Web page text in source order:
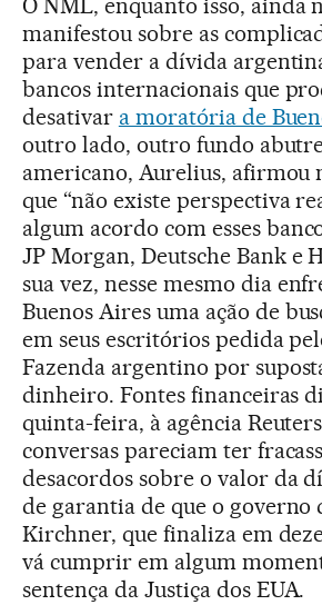
O NML, enquanto isso, ainda
manifestou sobre as
para vender a dívida
bancos internacionais que
desativar a moratória de
outro lado, outro fundo
americano, Aurelius, afirmou
que “não existe perspectiva
algum acordo com esses
JP Morgan, Deutsche Bank e
sua vez, nesse mesmo dia
Buenos Aires uma ação de
em seus escritórios pedida
Fazenda argentino por
dinheiro. Fontes financeiras
quinta-feira, à agência Reuters
conversas pareciam ter
desacordos sobre o valor da
de garantia de que o governo
Kirchner, que finaliza em
vá cumprir em algum
sentença da Justiça dos EUA.